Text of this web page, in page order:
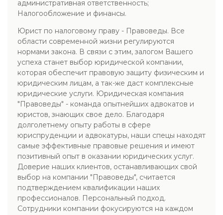
административная ответственность;
Налогообложение и финансы.
Юрист по налоговому праву - Правоведы. Все
области современной жизни регулируются
нормами закона. В связи с этим, залогом Вашего
успеха станет выбор юридической компании,
которая обеспечит правовую защиту физическим и
юридическим лицам, а так-же даст комплексные
юридические услуги. Юридическая компания
"Правоведы" - команда опытнейших адвокатов и
юристов, знающих свое дело. Благодаря
долголетнему опыту работы в сфере
юриспруденции и адвокатуры, наши спецы находят
самые эффективные правовые решения и имеют
позитивный опыт в оказании юридических услуг.
Доверие наших клиентов, останавливающих свой
выбор на компании "Правоведы", считается
подтверждением квалификации наших
профессионалов. Персональный подход.
Сотрудники компании фокусируются на каждом